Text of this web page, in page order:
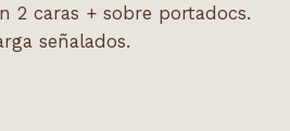
2 caras + sobre portadocs.
señalados.